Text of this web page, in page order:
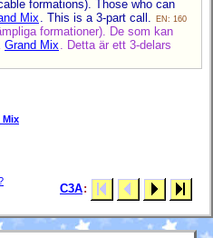
formations). Those who can
Mix . This is a 3-part call. EN: 160
formationer). De som kan
Grand Mix
. Detta är ett 3-delars
Mix
C3A: